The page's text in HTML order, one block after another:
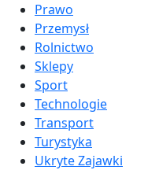
Prawo
Przemysł
Rolnictwo
Sklepy
Sport
Technologie
Transport
Turystyka
Ukryte Zajawki